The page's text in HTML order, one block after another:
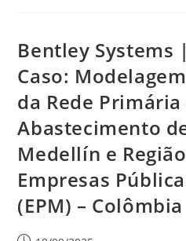
Bentley Systems
Caso:
da Rede Primária
Abastecimento
Medellín e
Empresas
(EPM) – Colômbia